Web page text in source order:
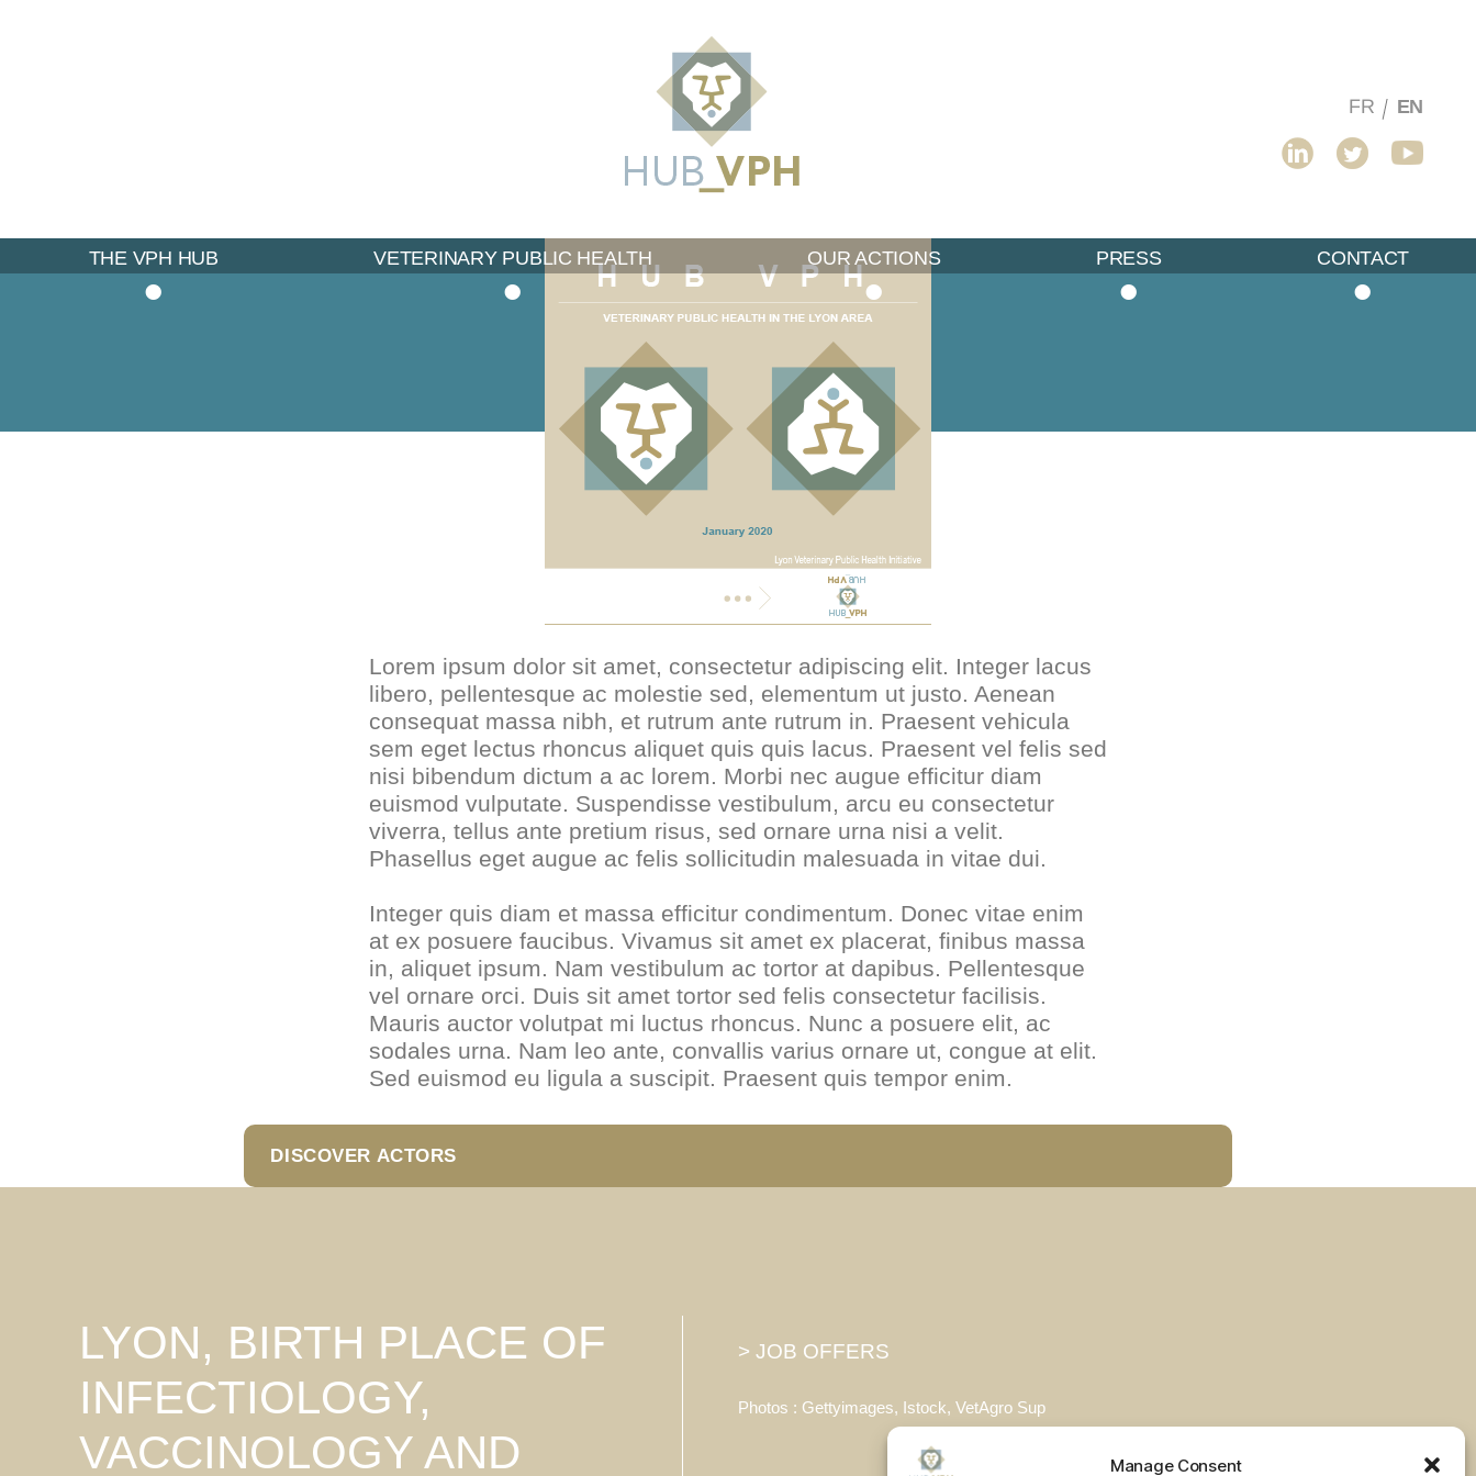
Manage Consent
Veterinary
Public
Health
Initiative
FR EN
LinkedinTwitterYoutube
THE VPH HUB
•
VETERINARY PUBLIC HEALTH
•
OUR ACTIONS
•
PRESS
•
CONTACT
•
Veterinary Public Health in the
Lyon region
Lorem ipsum dolor sit amet, consectetur adipiscing elit. Integer lacus
libero, pellentesque ac molestie sed, elementum ut justo. Aenean
consequat massa nibh, et rutrum ante rutrum in. Praesent vehicula
sem eget lectus rhoncus aliquet quis quis lacus. Praesent vel felis sed
nisi bibendum dictum a ac lorem. Morbi nec augue efficitur diam
euismod vulputate. Suspendisse vestibulum, arcu eu consectetur
viverra, tellus ante pretium risus, sed ornare urna nisi a velit.
Phasellus eget augue ac felis sollicitudin malesuada in vitae dui.
Integer quis diam et massa efficitur condimentum. Donec vitae enim
at ex posuere faucibus. Vivamus sit amet ex placerat, finibus massa
in, aliquet ipsum. Nam vestibulum ac tortor at dapibus. Pellentesque
vel ornare orci. Duis sit amet tortor sed felis consectetur facilisis.
Mauris auctor volutpat mi luctus rhoncus. Nunc a posuere elit, ac
sodales urna. Nam leo ante, convallis varius ornare ut, congue at elit.
Sed euismod eu ligula a suscipit. Praesent quis tempor enim.
DISCOVER ACTORS
LYON, BIRTH PLACE OF
INFECTIOLOGY,
VACCINOLOGY AND
> JOB OFFERS
Photos : Gettyimages, Istock, VetAgro Sup